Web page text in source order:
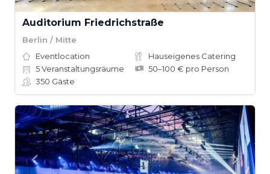
Auditorium Friedrichstraße
Berlin / Mitte
Eventlocation
Hauseigenes Catering
5Veranstaltungsräume
50–100 € pro Person
350 Gäste